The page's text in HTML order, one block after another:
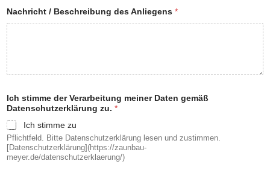
u
n
g
N
a
c
h
n
m
e
Nachricht / Beschreibung des Anliegens *
Ich stimme der Verarbeitung meiner Daten gemäß
Datenschutzerklärung zu. *
Ich stimme zu
Pflichtfeld. Bitte Datenschutzerklärung lesen und zustimmen.
[Datenschutzerklärung](https://zaunbau-
meyer.de/datenschutzerklaerung/)